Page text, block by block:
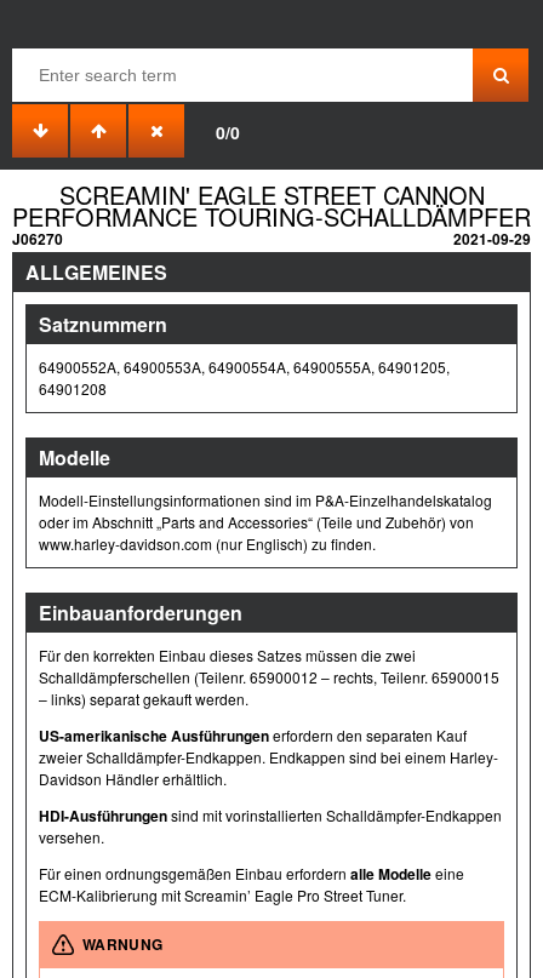
0/0
SCREAMIN' EAGLE STREET CANNON
PERFORMANCE TOURING-SCHALLDÄMPFER
J06270 2021-09-29
ALLGEMEINES
Satznummern
64900552A, 64900553A, 64900554A, 64900555A, 64901205,
64901208
Modelle
Modell-Einstellungsinformationen sind im P&A-Einzelhandelskatalog
oder im Abschnitt „Parts and Accessories“ (Teile und Zubehör) von
www.harley-davidson.com (nur Englisch) zu finden.
Einbauanforderungen
Für den korrekten Einbau dieses Satzes müssen die zwei
Schalldämpferschellen (Teilenr. 65900012 – rechts, Teilenr. 65900015
– links) separat gekauft werden.
US-amerikanische Ausführungenerfordern den separaten Kauf
zweier Schalldämpfer-Endkappen. Endkappen sind bei einem Harley-
Davidson Händler erhältlich.
HDI-Ausführungensind mit vorinstallierten Schalldämpfer-Endkappen
versehen.
Für einen ordnungsgemäßen Einbau erfordern alle Modelleeine
ECM-Kalibrierung mit Screamin’ Eagle Pro Street Tuner.
WARNUNG